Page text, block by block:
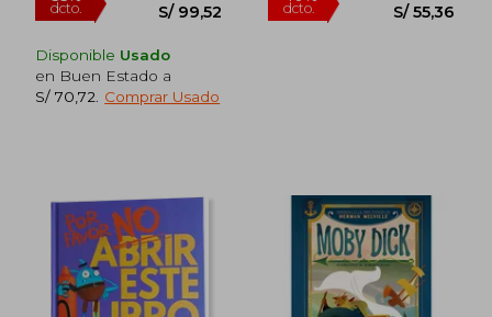
Disponible Usado
en Buen Estado a
S/ 70,72
Comprar Usado